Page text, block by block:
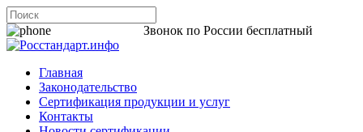
Звонок по России бесплатный
Главная
Законодательство
Сертификация продукции и услуг
Контакты